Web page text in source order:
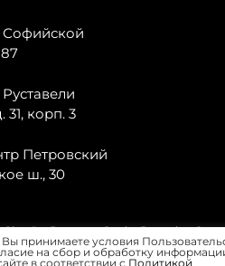
Софийской
31, корп. 3
Петровский
ш., 30
Peugeot, Opel и Renault в
принимаете условия
на сбор и обработку
в соответствии с Политикой